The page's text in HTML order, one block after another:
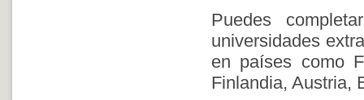
Puedes
universidades
en países como
Finlandia, Austria,